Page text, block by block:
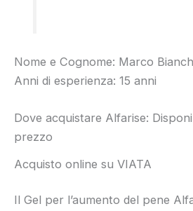
Nome e Cognome: Marco
Anni di esperienza: 15 anni
Dove acquistare Alfarise:
prezzo
Acquisto online su VIATA
Il Gel per l’aumento del pene